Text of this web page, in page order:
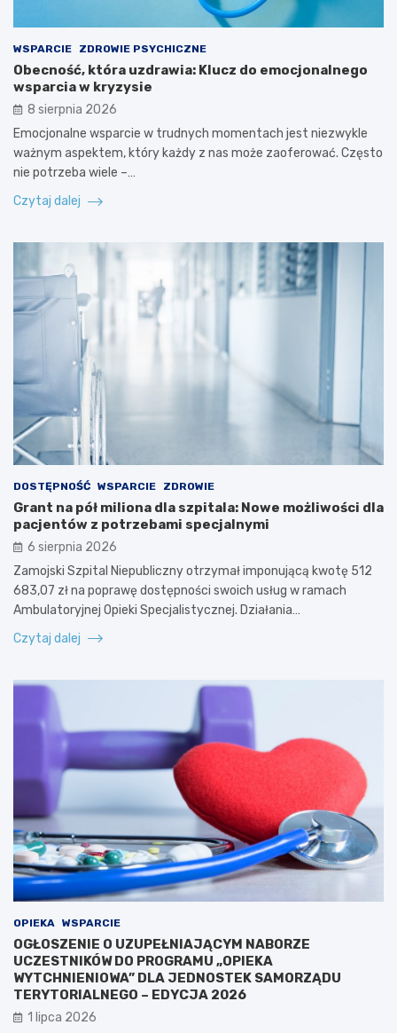
WSPARCIE ZDROWIE PSYCHICZNE
Obecność, która uzdrawia: Klucz do emocjonalnego
wsparcia w kryzysie
8 sierpnia 2026
Emocjonalne wsparcie w trudnych momentach jest niezwykle
ważnym aspektem, który każdy z nas może zaoferować. Często
nie potrzeba wiele –…
Czytaj dalej
DOSTĘPNOŚĆ WSPARCIE ZDROWIE
Grant na pół miliona dla szpitala: Nowe możliwości dla
pacjentów z potrzebami specjalnymi
6 sierpnia 2026
Zamojski Szpital Niepubliczny otrzymał imponującą kwotę 512
683,07 zł na poprawę dostępności swoich usług w ramach
Ambulatoryjnej Opieki Specjalistycznej. Działania…
Czytaj dalej
OPIEKA WSPARCIE
OGŁOSZENIE O UZUPEŁNIAJĄCYM NABORZE
UCZESTNIKÓW DO PROGRAMU „OPIEKA
WYTCHNIENIOWA” DLA JEDNOSTEK SAMORZĄDU
TERYTORIALNEGO – EDYCJA 2026
1 lipca 2026